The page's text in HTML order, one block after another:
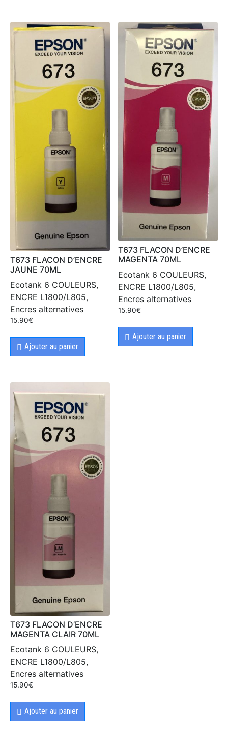
T673 FLACON D’ENCRE
JAUNE 70ML
Ecotank 6 COULEURS,
ENCRE L1800/L805,
Encres alternatives
15.90€
Ajouter au panier
T673 FLACON D’ENCRE
MAGENTA 70ML
Ecotank 6 COULEURS,
ENCRE L1800/L805,
Encres alternatives
15.90€
Ajouter au panier
T673 FLACON D’ENCRE
MAGENTA CLAIR 70ML
Ecotank 6 COULEURS,
ENCRE L1800/L805,
Encres alternatives
15.90€
Ajouter au panier